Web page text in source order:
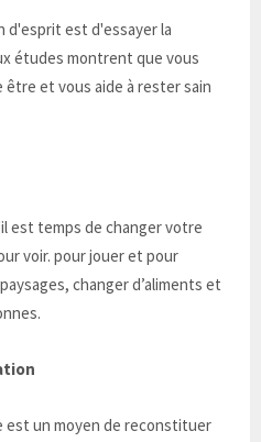
d'esprit est d'essayer la
études montrent que vous
et vous aide à rester sain
est temps de changer votre
voir. pour jouer et pour
changer d’aliments et
est un moyen de reconstituer